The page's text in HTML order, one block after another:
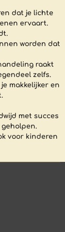
dat je lichte
ervaart.
worden dat
raakt
zelfs.
makkelijker en
met succes
voor kinderen